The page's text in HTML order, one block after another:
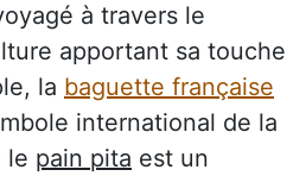
à travers le
apportant sa touche
la baguette française
international de la
le pain pita est un